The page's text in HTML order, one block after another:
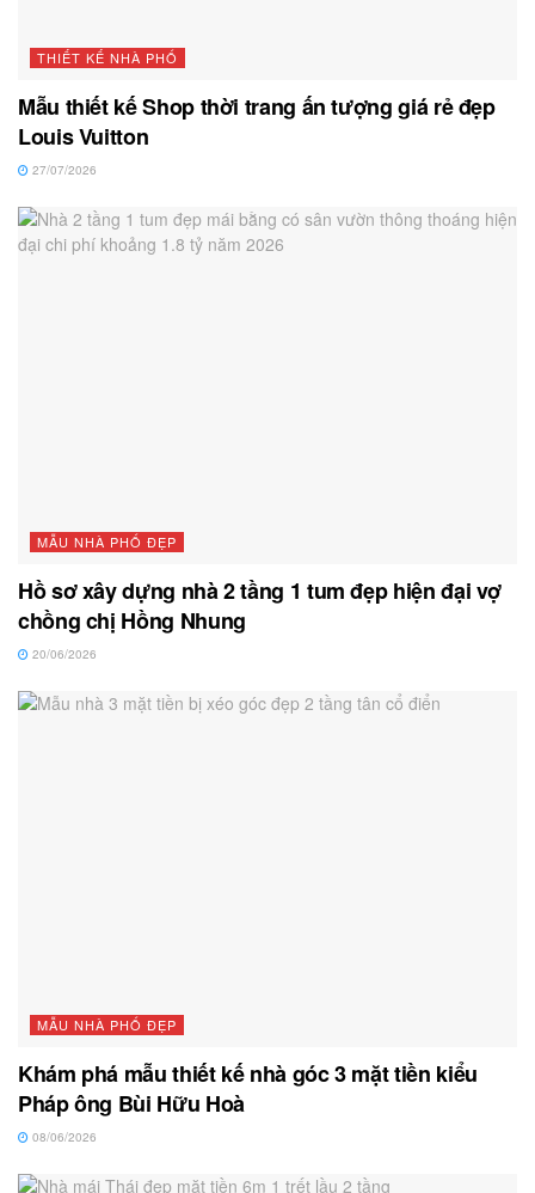
THIẾT KẾ NHÀ PHỐ
Mẫu thiết kế Shop thời trang ấn tượng giá rẻ đẹp
Louis Vuitton
27/07/2026
MẪU NHÀ PHỐ ĐẸP
Hồ sơ xây dựng nhà 2 tầng 1 tum đẹp hiện đại vợ
chồng chị Hồng Nhung
20/06/2026
MẪU NHÀ PHỐ ĐẸP
Khám phá mẫu thiết kế nhà góc 3 mặt tiền kiểu
Pháp ông Bùi Hữu Hoà
08/06/2026